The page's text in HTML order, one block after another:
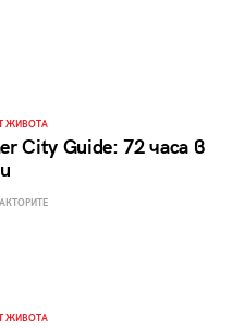
ЖИВОТА
City Guide: 72 часа в
ЖИВОТА